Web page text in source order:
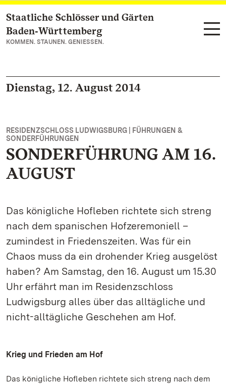
Zum Hauptinhalt springen
Staatliche Schlösser und Gärten
Baden‑Württemberg
KOMMEN. STAUNEN. GENIESSEN.
Dienstag, 12. August 2014
RESIDENZSCHLOSS LUDWIGSBURG | FÜHRUNGEN &
SONDERFÜHRUNGEN
SONDERFÜHRUNG AM 16.
AUGUST
Das königliche Hofleben richtete sich streng
nach dem spanischen Hofzeremoniell –
zumindest in Friedenszeiten. Was für ein
Chaos muss da ein drohender Krieg ausgelöst
haben? Am Samstag, den 16. August um 15.30
Uhr erfährt man im Residenzschloss
Ludwigsburg alles über das alltägliche und
nicht-alltägliche Geschehen am Hof.
Krieg und Frieden am Hof
Das königliche Hofleben richtete sich streng nach dem